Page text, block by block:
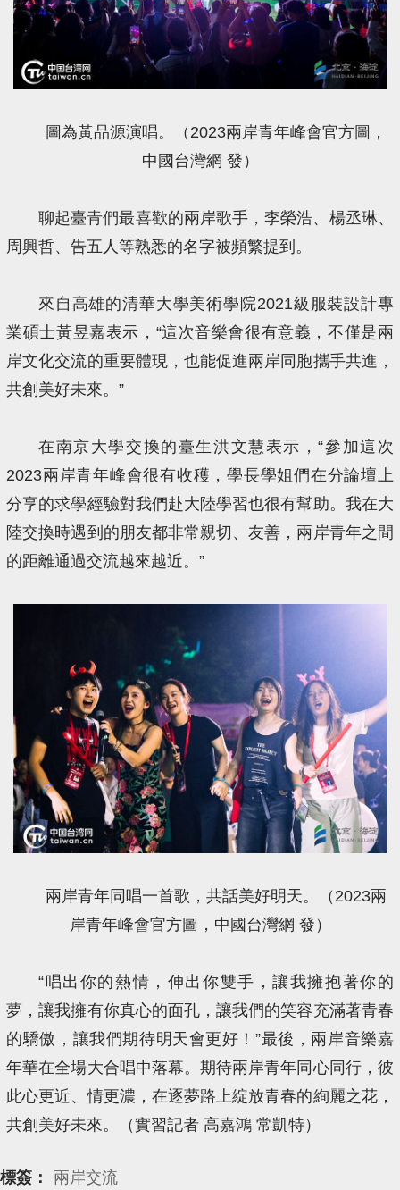
圖為黃品源演唱。（2023兩岸青年峰會官方圖，
中國台灣網 發）
聊起臺青們最喜歡的兩岸歌手，李榮浩、楊丞琳、
周興哲、告五人等熟悉的名字被頻繁提到。
來自高雄的清華大學美術學院2021級服裝設計專
業碩士黃昱嘉表示，“這次音樂會很有意義，不僅是兩
岸文化交流的重要體現，也能促進兩岸同胞攜手共進，
共創美好未來。”
在南京大學交換的臺生洪文慧表示，“參加這次
2023兩岸青年峰會很有收穫，學長學姐們在分論壇上
分享的求學經驗對我們赴大陸學習也很有幫助。我在大
陸交換時遇到的朋友都非常親切、友善，兩岸青年之間
的距離通過交流越來越近。”
兩岸青年同唱一首歌，共話美好明天。（2023兩
岸青年峰會官方圖，中國台灣網 發）
“唱出你的熱情，伸出你雙手，讓我擁抱著你的
夢，讓我擁有你真心的面孔，讓我們的笑容充滿著青春
的驕傲，讓我們期待明天會更好！”最後，兩岸音樂嘉
年華在全場大合唱中落幕。期待兩岸青年同心同行，彼
此心更近、情更濃，在逐夢路上綻放青春的絢麗之花，
共創美好未來。（實習記者 高嘉鴻 常凱特）
標簽： 兩岸交流